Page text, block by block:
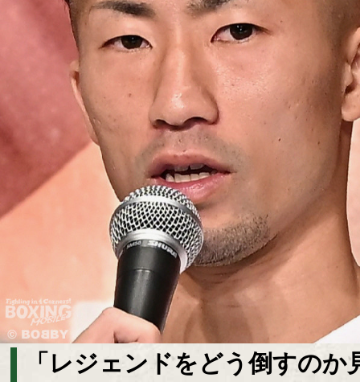
「レジェンドをどう倒すのか